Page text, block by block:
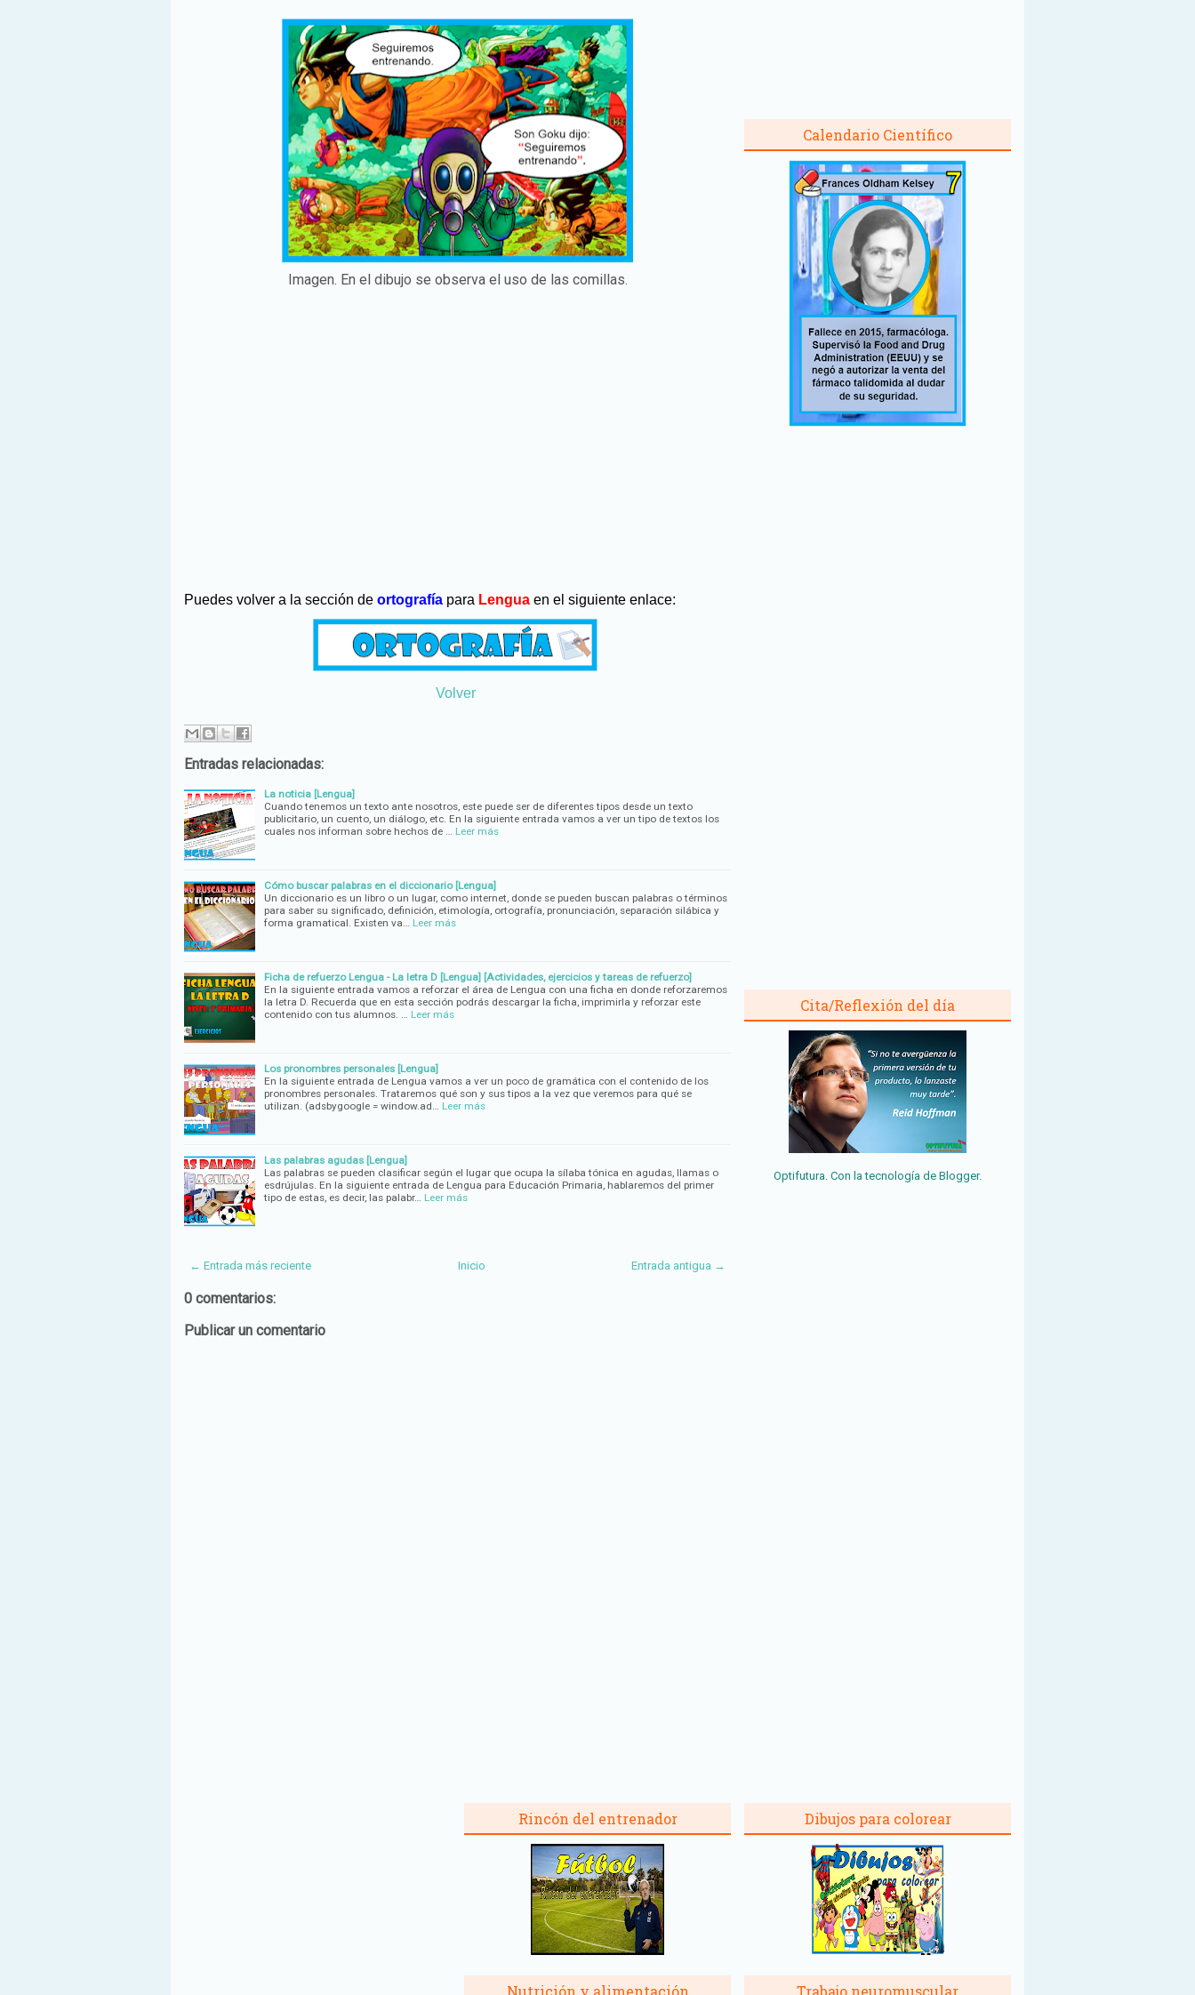
Imagen. En el dibujo se observa el uso de las comillas.
Puedes volver a la sección de ortografía para Lengua en el siguiente enlace:
Volver
Entradas relacionadas:
La noticia [Lengua]
Cuando tenemos un texto ante nosotros, este puede ser de diferentes tipos desde un texto
publicitario, un cuento, un diálogo, etc. En la siguiente entrada vamos a ver un tipo de textos los
cuales nos informan sobre hechos de …
Leer más
Cómo buscar palabras en el diccionario [Lengua]
Un diccionario es un libro o un lugar, como internet, donde se pueden buscan palabras o términos
para saber su significado, definición, etimología, ortografía, pronunciación, separación silábica y
forma gramatical. Existen va…
Leer más
Ficha de refuerzo Lengua - La letra D [Lengua] [Actividades, ejercicios y tareas de refuerzo]
En la siguiente entrada vamos a reforzar el área de Lengua con una ficha en donde reforzaremos
la letra D. Recuerda que en esta sección podrás descargar la ficha, imprimirla y reforzar este
contenido con tus alumnos. …
Leer más
Los pronombres personales [Lengua]
En la siguiente entrada de Lengua vamos a ver un poco de gramática con el contenido de los
pronombres personales. Trataremos qué son y sus tipos a la vez que veremos para qué se
utilizan. (adsbygoogle = window.ad…
Leer más
Las palabras agudas [Lengua]
Las palabras se pueden clasificar según el lugar que ocupa la sílaba tónica en agudas, llamas o
esdrújulas. En la siguiente entrada de Lengua para Educación Primaria, hablaremos del primer
tipo de estas, es decir, las palabr…
Leer más
← Entrada más reciente Entrada antigua →
Inicio
0 comentarios:
Publicar un comentario
Calendario Científico
Cita/Reflexión del día
Optifutura. Con la tecnología de Blogger.
Rincón del entrenador
Nutrición y alimentación
Dibujos para colorear
Trabajo neuromuscular